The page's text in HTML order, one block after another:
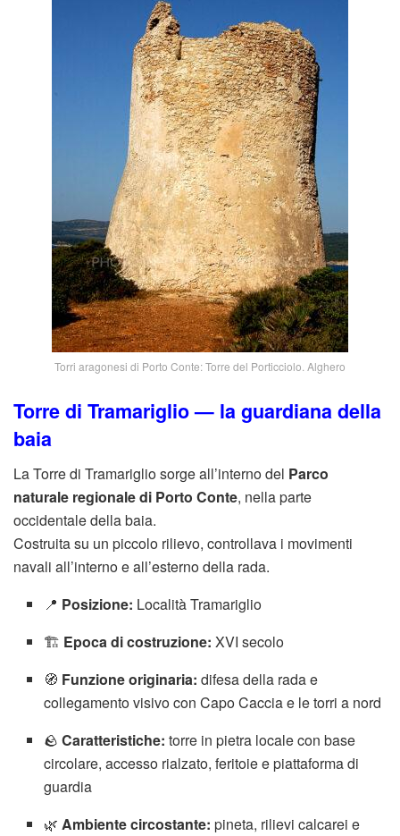
Torri aragonesi di Porto Conte: Torre del Porticciolo. Alghero
Torre di Tramariglio— la guardiana della
baia
La Torre di Tramariglio sorge all’interno del Parco
naturale regionale di Porto Conte, nella parte
occidentale della baia.
Costruita su un piccolo rilievo, controllava i movimenti
navali all’interno e all’esterno della rada.
📍 Posizione: Località Tramariglio
🏗️ Epoca di costruzione: XVI secolo
🧭 Funzione originaria: difesa della rada e
collegamento visivo con Capo Caccia e le torri a nord
🪨Caratteristiche: torre in pietra locale con base
circolare, accesso rialzato, feritoie e piattaforma di
guardia
🌿Ambiente circostante: pineta, rilievi calcarei e